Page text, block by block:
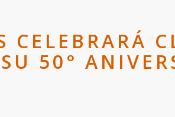
CELEBRARÁ
50°